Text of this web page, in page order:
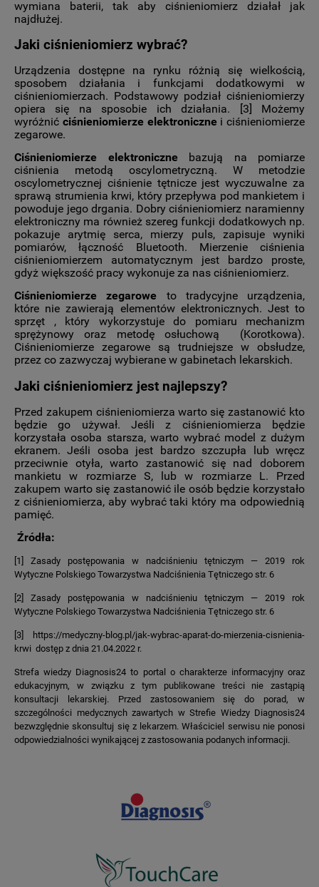
wymiana baterii, tak aby ciśnieniomierz działał jak
najdłużej.
Jaki ciśnieniomierz wybrać?
Urządzenia dostępne na rynku różnią się wielkością,
sposobem działania i funkcjami dodatkowymi w
ciśnieniomierzach. Podstawowy podział ciśnieniomierzy
opiera się na sposobie ich działania. [3] Możemy
wyróżnić ciśnieniomierze elektronicznei ciśnieniomierze
zegarowe.
Ciśnieniomierze elektronicznebazują na pomiarze
ciśnienia metodą oscylometryczną. W metodzie
oscylometrycznej ciśnienie tętnicze jest wyczuwalne za
sprawą strumienia krwi, który przepływa pod mankietem i
powoduje jego drgania. Dobry ciśnieniomierz naramienny
elektroniczny ma również szereg funkcji dodatkowych np.
pokazuje arytmię serca, mierzy puls, zapisuje wyniki
pomiarów, łączność Bluetooth. Mierzenie ciśnienia
ciśnieniomierzem automatycznym jest bardzo proste,
gdyż większość pracy wykonuje za nas ciśnieniomierz.
Ciśnieniomierze zegarowe to tradycyjne urządzenia,
które nie zawierają elementów elektronicznych. Jest to
sprzęt , który wykorzystuje do pomiaru mechanizm
sprężynowy oraz metodę osłuchową (Korotkowa).
Ciśnieniomierze zegarowe są trudniejsze w obsłudze,
przez co zazwyczaj wybierane w gabinetach lekarskich.
Jaki ciśnieniomierz jest najlepszy?
Przed zakupem ciśnieniomierza warto się zastanowić kto
będzie go używał. Jeśli z ciśnieniomierza będzie
korzystała osoba starsza, warto wybrać model z dużym
ekranem. Jeśli osoba jest bardzo szczupła lub wręcz
przeciwnie otyła, warto zastanowić się nad doborem
mankietu w rozmiarze S, lub w rozmiarze L. Przed
zakupem warto się zastanowić ile osób będzie korzystało
z ciśnieniomierza, aby wybrać taki który ma odpowiednią
pamięć.
Źródła:
[1] Zasady postępowania w nadciśnieniu tętniczym — 2019 rok
Wytyczne Polskiego Towarzystwa Nadciśnienia Tętniczego str. 6
[2] Zasady postępowania w nadciśnieniu tętniczym — 2019 rok
Wytyczne Polskiego Towarzystwa Nadciśnienia Tętniczego str. 6
[3] https://medyczny-blog.pl/jak-wybrac-aparat-do-mierzenia-cisnienia-
krwi dostęp z dnia 21.04.2022 r.
Strefa wiedzy Diagnosis24 to portal o charakterze informacyjny oraz
edukacyjnym, w związku z tym publikowane treści nie zastąpią
konsultacji lekarskiej. Przed zastosowaniem się do porad, w
szczególności medycznych zawartych w Strefie Wiedzy Diagnosis24
bezwzględnie skonsultuj się z lekarzem. Właściciel serwisu nie ponosi
odpowiedzialności wynikającej z zastosowania podanych informacji.